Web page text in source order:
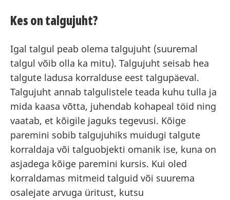
Kes on talgujuht?
Igal talgul peab olema talgujuht (suuremal
talgul võib olla ka mitu). Talgujuht seisab hea
talgute ladusa korralduse eest talgupäeval.
Talgujuht annab talgulistele teada kuhu tulla ja
mida kaasa võtta, juhendab kohapeal töid ning
vaatab, et kõigile jaguks tegevusi. Kõige
paremini sobib talgujuhiks muidugi talgute
korraldaja või talguobjekti omanik ise, kuna on
asjadega kõige paremini kursis. Kui oled
korraldamas mitmeid talguid või suurema
osalejate arvuga üritust, kutsu